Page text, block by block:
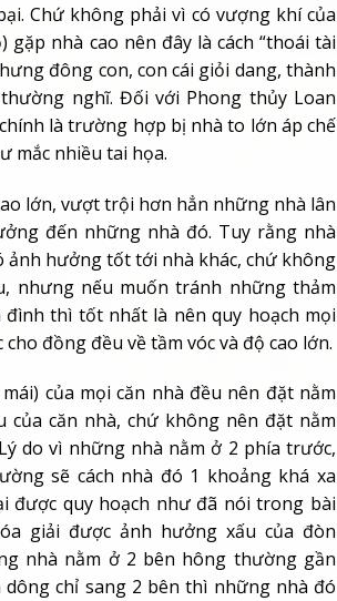
Chứ không phải vì có vượng khí của
gặp nhà cao nên đây là cách “thoái tài
đông con, con cái giỏi dang, thành
nghĩ. Đối với Phong thủy Loan
là trường hợp bị nhà to lớn áp chế
mắc nhiều tai họa.
lớn, vượt trội hơn hẳn những nhà lân
đến những nhà đó. Tuy rằng nhà
ảnh hưởng tốt tới nhà khác, chứ không
nhưng nếu muốn tránh những thảm
thì tốt nhất là nên quy hoạch mọi
đồng đều về tầm vóc và độ cao lớn.
của mọi căn nhà đều nên đặt nằm
của căn nhà, chứ không nên đặt nằm
do vì những nhà nằm ở 2 phía trước,
sẽ cách nhà đó 1 khoảng khá xa
được quy hoạch như đã nói trong bài
giải được ảnh hưởng xấu của đòn
nhà nằm ở 2 bên hông thường gần
chỉ sang 2 bên thì những nhà đó